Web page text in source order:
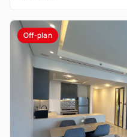
Off-plan